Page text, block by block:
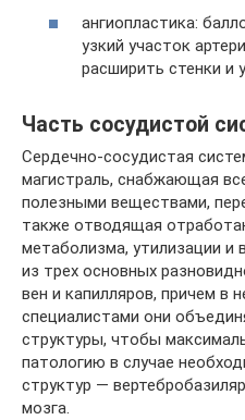
ангиопластика:
узкий участок
расширить стенки и
Часть сосудистой
Сердечно-сосудистая
магистраль, снабжающая
полезными веществами,
также отводящая
метаболизма, утилизации и
из трех основных
вен и капилляров, причем в
специалистами они
структуры, чтобы
патологию в случае
структур —
мозга.